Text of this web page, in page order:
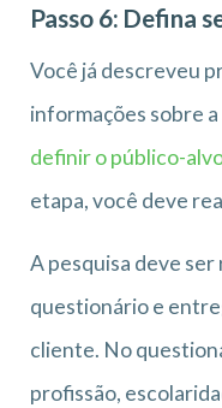
Passo 6: Defina
Você já descreveu
informações sobre
definir o público-
etapa, você deve
A pesquisa deve ser
questionário e
cliente. No
profissão,